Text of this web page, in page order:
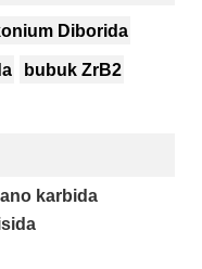
Diborida
bubuk ZrB2
karbida